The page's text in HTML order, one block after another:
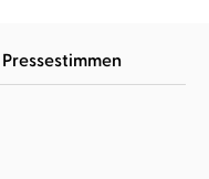
Pressestimmen